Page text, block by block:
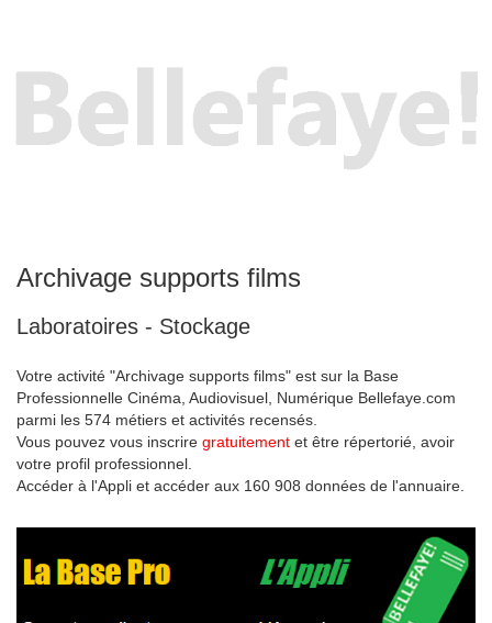
Archivage supports films
Laboratoires - Stockage
Votre activité "Archivage supports films" est sur la Base
Professionnelle Cinéma, Audiovisuel, Numérique Bellefaye.com
parmi les 574 métiers et activités recensés.
Vous pouvez vous inscrire gratuitement et être répertorié, avoir
votre profil professionnel.
Accéder à l'Appli et accéder aux 160 908 données de l'annuaire.